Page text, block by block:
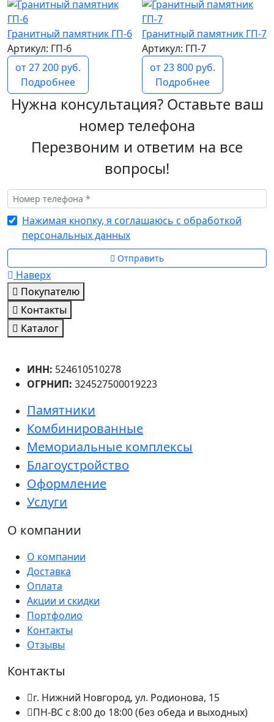
Гранитный памятник ГП-6
Артикул: ГП-6
от 27 200 руб.
Подробнее
Гранитный памятник ГП-7
Артикул: ГП-7
от 23 800 руб.
Подробнее
Нужна консультация? Оставьте ваш
номер телефона
Перезвоним и ответим на все
вопросы!
Нажимая кнопку, я соглашаюсь с обработкой
персональных данных
Отправить
Наверх
Покупателю
Контакты
Каталог
ИНН: 524610510278
ОГРНИП: 324527500019223
Памятники
Комбинированные
Мемориальные комплексы
Благоустройство
Оформление
Услуги
О компании
О компании
Доставка
Оплата
Акции и скидки
Портфолио
Контакты
Отзывы
Контакты
г. Нижний Новгород, ул. Родионова, 15
ПН-ВС с 8:00 до 18:00 (без обеда и выходных)